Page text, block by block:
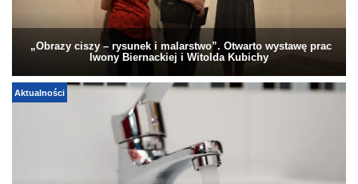
„Obrazy ciszy – rysunek i malarstwo”. Otwarto wystawę prac
Iwony Biernackiej i Witolda Kubichy
Aktualności